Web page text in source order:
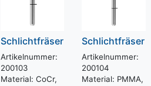
Schlichtfräser
Artikelnummer:
200103
Material: CoCr,
Schlichtfräser
Artikelnummer:
200104
Material: PMMA,